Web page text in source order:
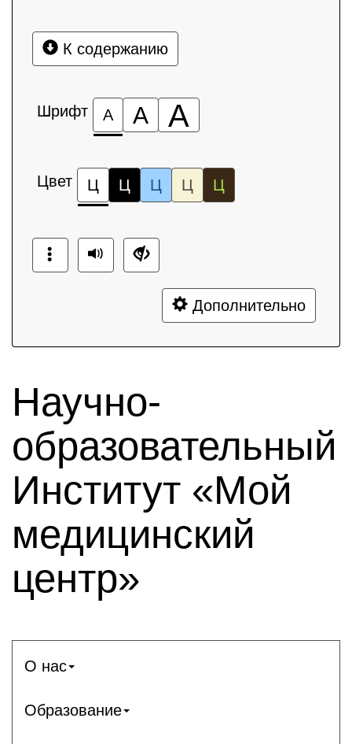
К содержанию
Шрифт А А А
Цвет Ц Ц Ц Ц Ц
Дополнительно
Научно-
образовательный
Институт «Мой
медицинский
центр»
О нас
Образование